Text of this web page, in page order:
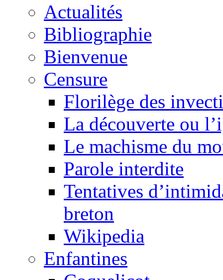
Actualités
Bibliographie
Bienvenue
Censure
Florilège des
La découverte ou
Le machisme du
Parole interdite
Tentatives
breton
Wikipedia
Enfantines